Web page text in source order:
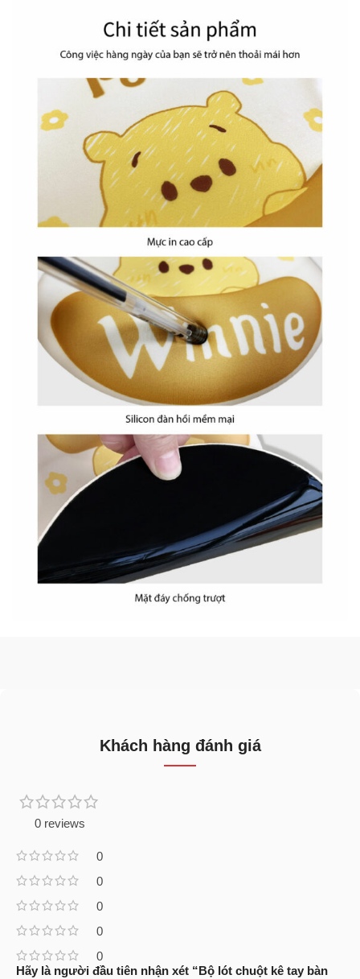
Khách hàng đánh giá
0 reviews
0
0
0
0
0
Hãy là người đầu tiên nhận xét “Bộ lót chuột kê tay bàn